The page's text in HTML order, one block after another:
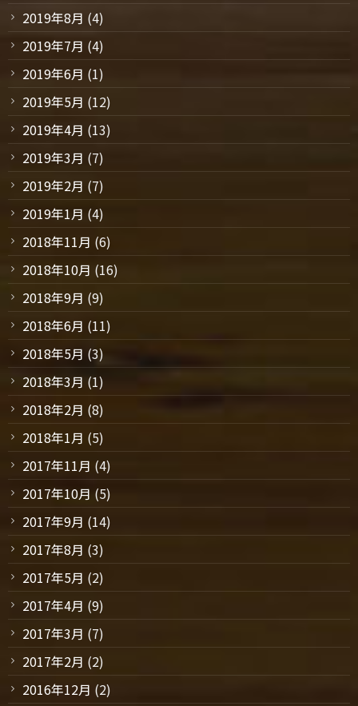
2019年8月 (4)
2019年7月 (4)
2019年6月 (1)
2019年5月 (12)
2019年4月 (13)
2019年3月 (7)
2019年2月 (7)
2019年1月 (4)
2018年11月 (6)
2018年10月 (16)
2018年9月 (9)
2018年6月 (11)
2018年5月 (3)
2018年3月 (1)
2018年2月 (8)
2018年1月 (5)
2017年11月 (4)
2017年10月 (5)
2017年9月 (14)
2017年8月 (3)
2017年5月 (2)
2017年4月 (9)
2017年3月 (7)
2017年2月 (2)
2016年12月 (2)